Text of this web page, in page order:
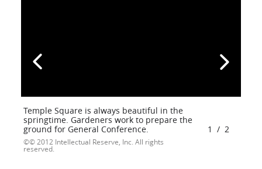
Temple Square is always beautiful in the
springtime. Gardeners work to prepare the
ground for General Conference.
© 2012 Intellectual Reserve, Inc. All rights
reserved.
1 / 2